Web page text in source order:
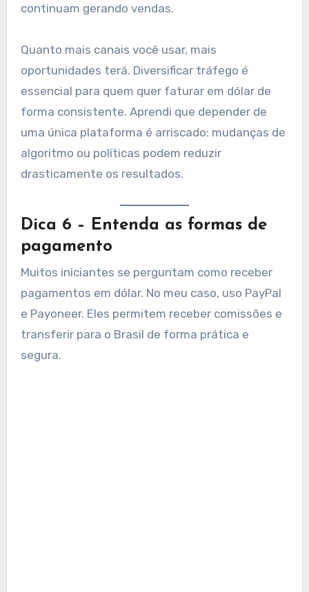
continuam gerando vendas.
Quanto mais canais você usar, mais
oportunidades terá. Diversificar tráfego é
essencial para quem quer faturar em dólar de
forma consistente. Aprendi que depender de
uma única plataforma é arriscado: mudanças de
algoritmo ou políticas podem reduzir
drasticamente os resultados.
Dica 6 – Entenda as formas de
pagamento
Muitos iniciantes se perguntam como receber
pagamentos em dólar. No meu caso, uso PayPal
e Payoneer. Eles permitem receber comissões e
transferir para o Brasil de forma prática e
segura.